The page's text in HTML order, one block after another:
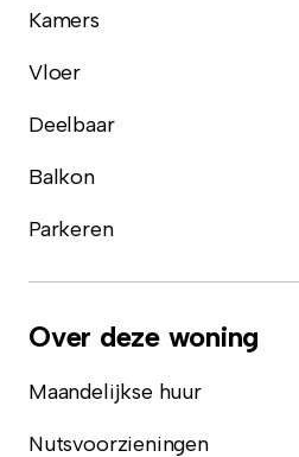
Kamers
Vloer
Deelbaar
Balkon
Parkeren
Over deze woning
Maandelijkse huur
Nutsvoorzieningen